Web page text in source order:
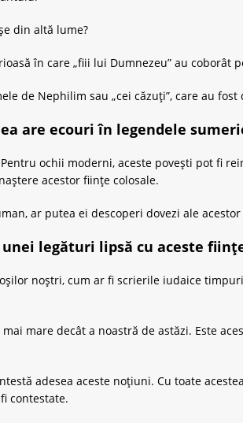
din altă lume?
în care „fiii lui Dumnezeu” au coborât
de Nephilim sau „cei căzuți”, care au
are ecouri în legendele
ochii moderni, aceste povești pot fi
acestor ființe colosale.
ar putea ei descoperi dovezi ale
legături lipsă cu aceste
noștri, cum ar fi scrierile iudaice
mare decât a noastră de astăzi. Este
adesea aceste noțiuni. Cu toate
contestate.